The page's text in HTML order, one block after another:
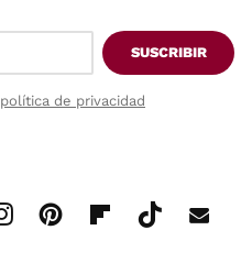
SUSCRIBIR
política de privacidad